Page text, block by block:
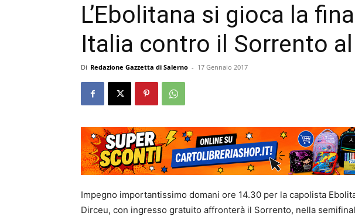
L’Ebolitana si gioca la
Italia contro il Sorrento
Di Redazione Gazzetta di Salerno - 17 Gennaio 2017
Impegno importantissimo domani ore 14.30 per la capolista
Dirceu, con ingresso gratuito affronterà il Sorrento, nella